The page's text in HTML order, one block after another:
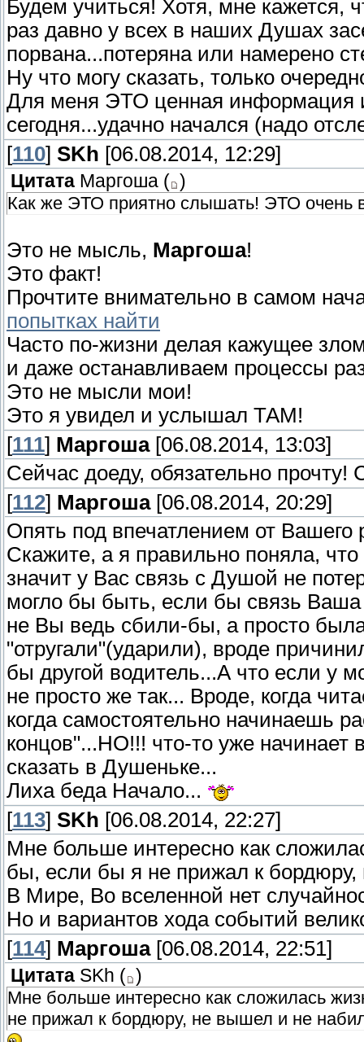
Будем учиться! Хотя, мне кажется,
раз давно у всех в наших Душах
порвана...потеряна или намерено
Ну что могу сказать, только
Для меня ЭТО ценная информация
сегодня...удачно начался (надо
[110] SKh [06.08.2014, 12:29]
Цитата Маргоша ( )
Как же ЭТО приятно слышать! ЭТО очень
Это не мысль, Маргоша!
Это факт!
Прочтите внимательно в самом
попытках найти
Часто по-жизни делая кажущее
и даже останавливаем процессы
Это не мысли мои!
Это я увидел и услышал ТАМ!
[111] Маргоша[06.08.2014, 13:03]
Сейчас доеду, обязательно прочту!
[112] Маргоша[06.08.2014, 20:29]
Опять под впечатлением от Вашего
Скажите, а я правильно поняла,
значит у Вас связь с Душой не
могло бы быть, если бы связь
не Вы ведь сбили-бы, а просто
"отругали"(ударили), вроде
бы другой водитель...А что если у
не просто же так... Вроде, когда
когда самостоятельно начинаешь
концов"...НО!!! что-то уже
сказать в Душеньке...
Лиха беда Начало...
[113] SKh [06.08.2014, 22:27]
Мне больше интересно как
бы, если бы я не прижал к
В Мире, Во вселенной нет
Но и вариантов хода событий
[114] Маргоша[06.08.2014, 22:51]
Цитата SKh ( )
Мне больше интересно как сложилась
не прижал к бордюру, не вышел и не